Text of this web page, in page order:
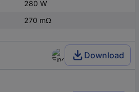
280 W
270 mΩ
Download